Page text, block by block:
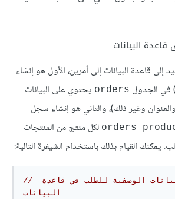
البيانات
قاعدة البيانات إلى أمرين، الأول هو إنشاء
orders يحتوي على البيانات
وغير ذلك)، والثاني هو إنشاء سجل
لكل منتج من المنتجات
يمكنك القيام بذلك باستخدام الشيفرة التالية:
// إضافة البيانات الوصفية للطلب في قاعدة
البيانات